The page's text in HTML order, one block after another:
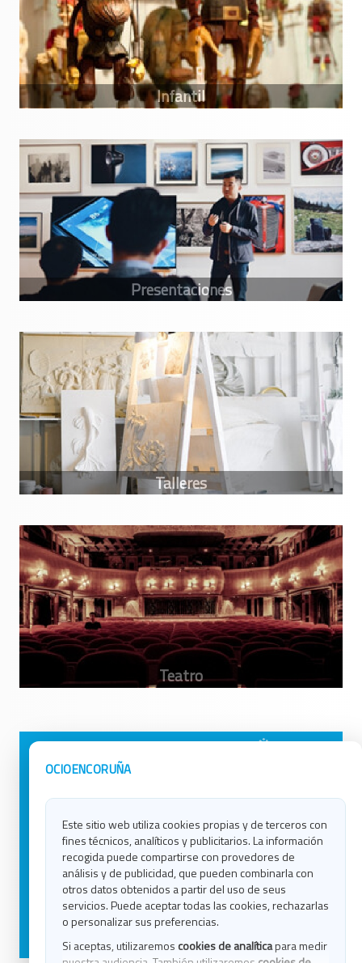
OCIOENCORUÑA
Este sitio web utiliza cookies propias y de terceros con
fines técnicos, analíticos y publicitarios. La información
recogida puede compartirse con provedores de
análisis y de publicidad, que pueden combinarla con
otros datos obtenidos a partir del uso de seus
servicios. Puede aceptar todas las cookies, rechazarlas
o personalizar sus preferencias.
Si aceptas, utilizaremos cookies de analíticapara medir
Avisos Legales
Contacto
Política de Cookies
Ocio en Lugo
Ocio en Ourense
Ocio en Pontevedra
Ocio en Santiago
Ocio en Vigo
Blog